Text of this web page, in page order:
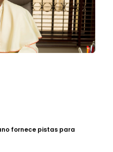
fornece pistas para